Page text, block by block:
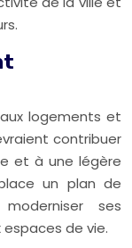
logements et
contribuer
et à une légère
un plan de
ses
de vie.